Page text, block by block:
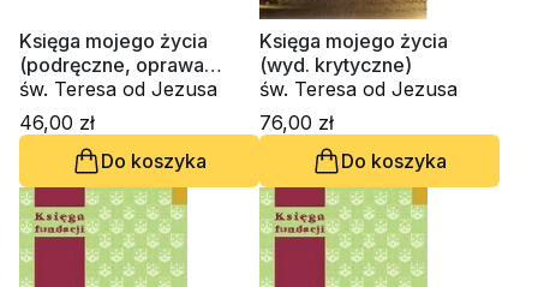
Księga mojego życia
(podręczne, oprawa
twarda)
św. Teresa od Jezusa
46,00 zł
Do koszyka
Księga mojego życia
(wyd. krytyczne)
św. Teresa od Jezusa
76,00 zł
Do koszyka